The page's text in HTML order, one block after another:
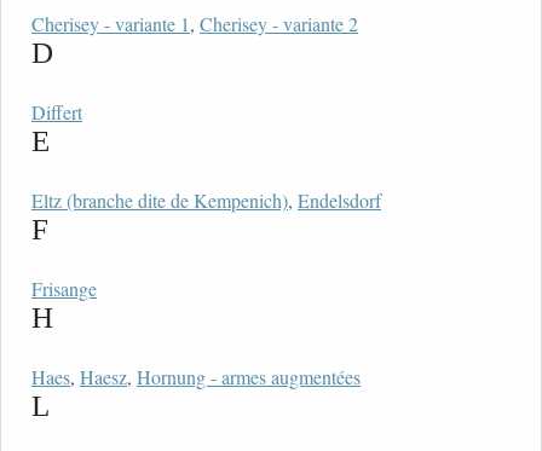
Cherisey - variante 1, Cherisey - variante 2
D
Differt
E
Eltz (branche dite de Kempenich), Endelsdorf
F
Frisange
H
Haes, Haesz, Hornung - armes augmentées
L